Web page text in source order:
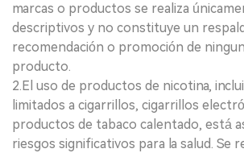
marcas o productos se realiza
descriptivos y no constituye un
recomendación o promoción de
producto.
2.El uso de productos de nicotina,
limitados a cigarrillos, cigarrillos
productos de tabaco calentado, está
riesgos significativos para la salud. Se